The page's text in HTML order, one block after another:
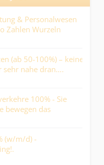
& Personalwesen
Zahlen Wurzeln
(ab 50-100%) – keine
sehr nahe dran….
100% - Sie
bewegen das
(w/m/d) -